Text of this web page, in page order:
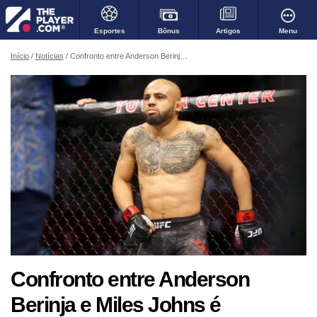
Esportes Bônus Artigos Menu
Início Notícias Confronto entre Anderson Berinja e Miles Johns é remarcado para o UFC 265
Confronto entre Anderson
Berinja e Miles Johns é